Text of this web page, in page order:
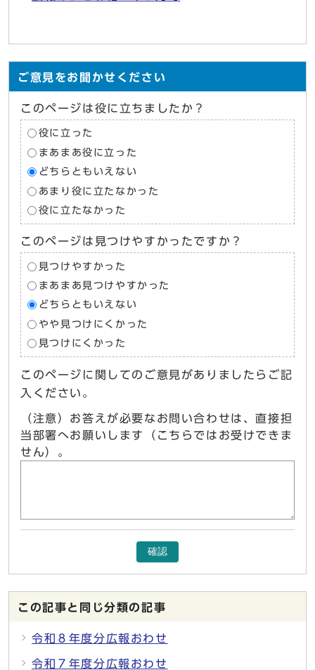
ご意見をお聞かせください
このページは役に立ちましたか？
役に立った
まあまあ役に立った
どちらともいえない
あまり役に立たなかった
役に立たなかった
このページは見つけやすかったですか？
見つけやすかった
まあまあ見つけやすかった
どちらともいえない
やや見つけにくかった
見つけにくかった
このページに関してのご意見がありましたらご記
入ください。
（注意）お答えが必要なお問い合わせは、直接担
当部署へお願いします（こちらではお受けできま
せん）。
確認
この記事と同じ分類の記事
令和８年度分広報おわせ
令和７年度分広報おわせ